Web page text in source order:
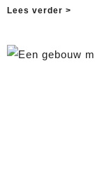
Lees verder >